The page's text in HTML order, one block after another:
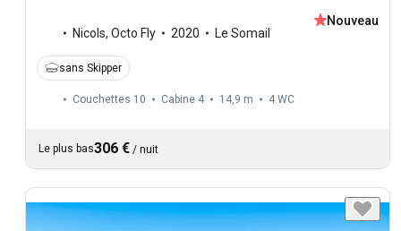
Nicols, Octo Fly 2020 Le Somail
Nouveau
sans Skipper
Couchettes 10 Cabine 4 14,9 m 4 WC
Le plus bas306 € / nuit